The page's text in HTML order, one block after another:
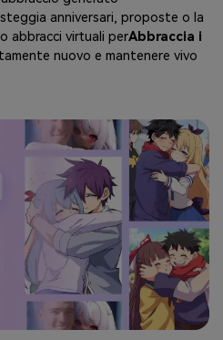
anniversari, proposte o la
abbracci virtuali perAbbraccia i
nuovo e mantenere vivo